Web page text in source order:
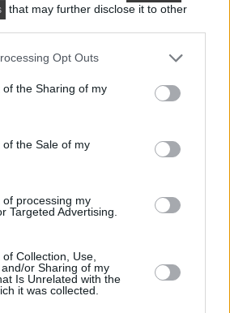
that may further disclose it to other
app uses one or more Google
or usage behaviour. You may click to
to Google and its third-party tags to
specified purposes in below Google
Opt Outs
the Sharing of my
the Sale of my
processing my
Targeted Advertising.
Collection, Use,
or Sharing of my
Is Unrelated with the
it was collected.
mini, 8 négyzetméteres
katalógusának, a